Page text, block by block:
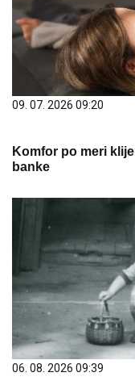
09. 07. 2026 09:20
Komfor po meri
banke
06. 08. 2026 09:39